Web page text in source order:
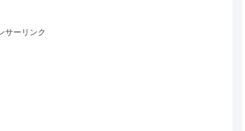
サーリンク